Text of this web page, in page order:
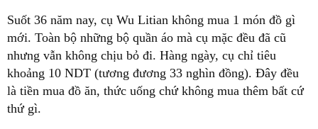
Suốt 36 năm nay, cụ Wu Litian không mua 1 món đồ gì
mới. Toàn bộ những bộ quần áo mà cụ mặc đều đã cũ
nhưng vẫn không chịu bỏ đi. Hàng ngày, cụ chỉ tiêu
khoảng 10 NDT (tương đương 33 nghìn đồng). Đây đều
là tiền mua đồ ăn, thức uống chứ không mua thêm bất cứ
thứ gì.